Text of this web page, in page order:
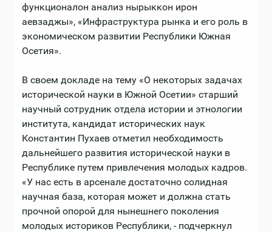
функционалон анализ нырыккон ирон
аевзаджы», «Инфраструктура рынка и его роль в
экономическом развитии Республики Южная
Осетия».
В своем докладе на тему «О некоторых задачах
исторической науки в Южной Осетии» старший
научный сотрудник отдела истории и этнологии
института, кандидат исторических наук
Константин Пухаев отметил необходимость
дальнейшего развития исторической науки в
Республике путем привлечения молодых кадров.
«У нас есть в арсенале достаточно солидная
научная база, которая может и должна стать
прочной опорой для нынешнего поколения
молодых историков Республики, - подчеркнул